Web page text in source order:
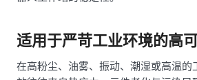
适用于严苛工业环境的高
在高粉尘、油雾、振动、潮湿或高温的